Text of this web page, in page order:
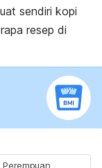
sendiri kopi
resep di
Perempuan